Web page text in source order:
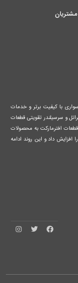
با کیفیت برتر و خدمات
و سرسیلندر تقویتی قطعات
تمام قطعات افترمارکت به محصولات
افزایش داد و این روند ادامه